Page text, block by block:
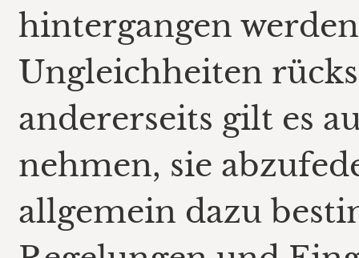
hintergangen
Ungleichheiten
andererseits gilt es
nehmen, sie
allgemein dazu